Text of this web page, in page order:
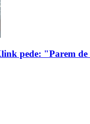
pede: "Parem